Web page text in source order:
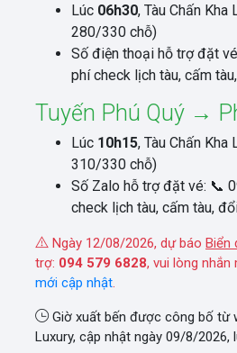
Lúc 06h30, Tàu Chấn Kha
280/330 chỗ)
Số điện thoại hỗ trợ đặt
phí check lịch tàu, cấm
Tuyến Phú Quý →
Lúc 10h15, Tàu Chấn Kha
310/330 chỗ)
Số Zalo hỗ trợ đặt vé: 📞
check lịch tàu, cấm tàu,
Ngày 12/08/2026, dự báo Biển
trợ: 094 579 6828, vui lòng nhắn
mới cập nhật.
Giờ xuất bến được công bố từ
Luxury, cập nhật ngày 09/8/2026,